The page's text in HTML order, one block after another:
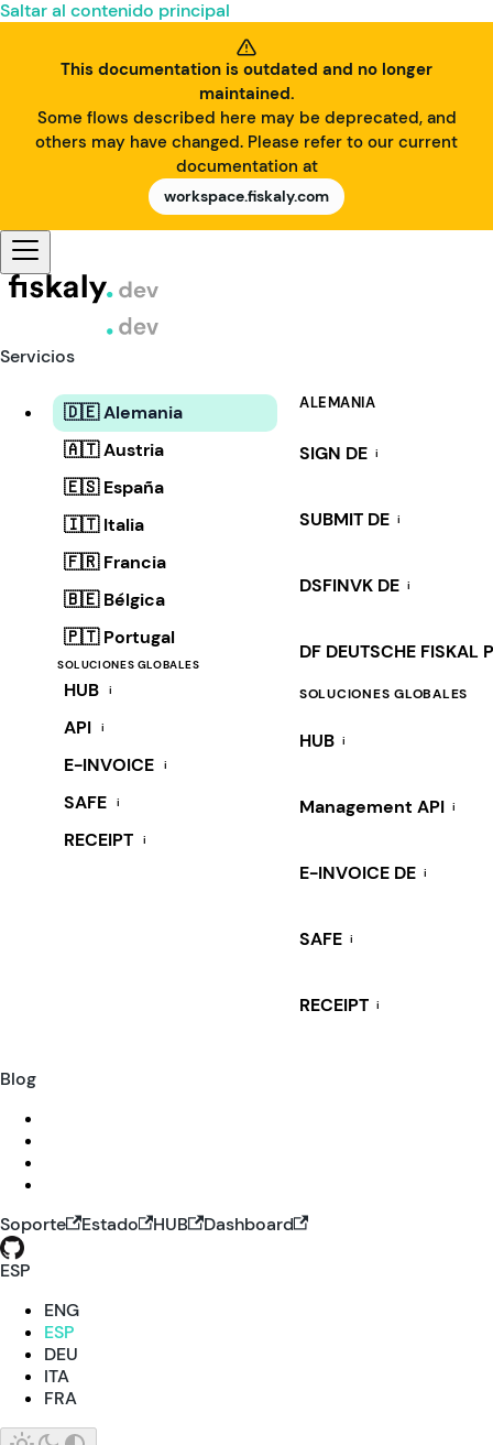
Saltar al contenido principal
This documentation is outdated and no longer
maintained.
Some flows described here may be deprecated, and
others may have changed. Please refer to our current
documentation at
workspace.fiskaly.com
Servicios
🇩🇪 Alemania
🇦🇹 Austria
🇪🇸 España
🇮🇹 Italia
🇫🇷 Francia
🇧🇪 Bélgica
🇵🇹 Portugal
SOLUCIONES GLOBALES
HUB i
API i
E-INVOICE i
SAFE i
RECEIPT i
ALEMANIA
SIGN DE i
SUBMIT DE i
DSFINVK DE i
DF DEUTSCHE FISKAL
SOLUCIONES GLOBALES
HUB i
Management API i
E-INVOICE DE i
SAFE i
RECEIPT i
Blog
Soporte Estado HUB
Dashboard
ESP
ENG
ESP
DEU
ITA
FRA